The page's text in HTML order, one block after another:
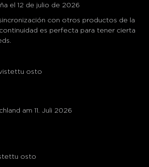
el 12 de julio de 2026
sincronización con otros productos de la
es perfecta para tener cierta
osto
am 11. Juli 2026
osto